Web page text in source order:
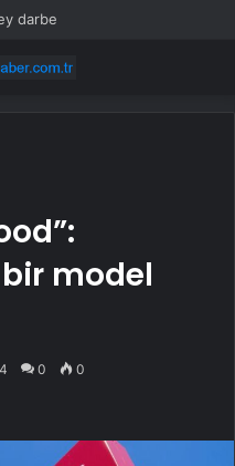
darbe
model
0 0